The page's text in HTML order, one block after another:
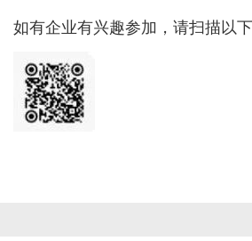
如有企业有兴趣参加，请扫描以